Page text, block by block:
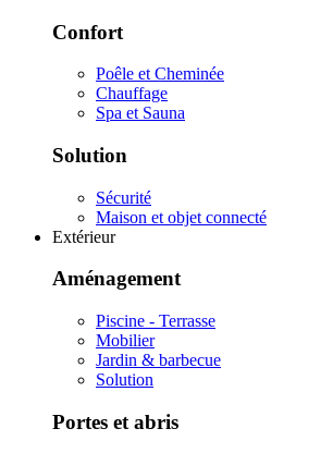
Confort
Poêle et Cheminée
Chauffage
Spa et Sauna
Solution
Sécurité
Maison et objet connecté
Extérieur
Aménagement
Piscine - Terrasse
Mobilier
Jardin & barbecue
Solution
Portes et abris